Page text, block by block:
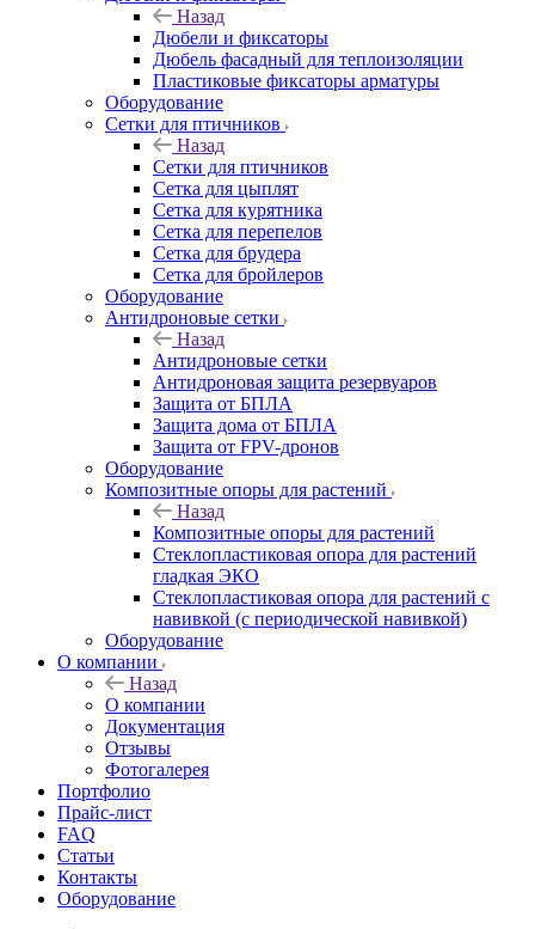
Назад
Дюбели и фиксаторы
Дюбель фасадный для теплоизоляции
Пластиковые фиксаторы арматуры
Оборудование
Сетки для птичников
Назад
Сетки для птичников
Сетка для цыплят
Сетка для курятника
Сетка для перепелов
Сетка для брудера
Сетка для бройлеров
Оборудование
Антидроновые сетки
Назад
Антидроновые сетки
Антидроновая защита резервуаров
Защита от БПЛА
Защита дома от БПЛА
Защита от FPV-дронов
Оборудование
Композитные опоры для растений
Назад
Композитные опоры для растений
Стеклопластиковая опора для растений
гладкая ЭКО
Стеклопластиковая опора для растений с
навивкой (с периодической навивкой)
Оборудование
О компании
Назад
О компании
Документация
Отзывы
Фотогалерея
Портфолио
Прайс-лист
FAQ
Статьи
Контакты
Оборудование